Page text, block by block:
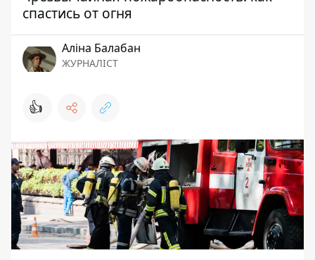
спастись от огня
Аліна Балабан
ЖУРНАЛІСТ
👍